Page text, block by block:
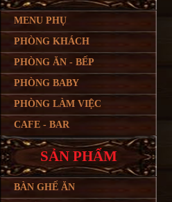
MENU PHỤ
PHÒNG KHÁCH
PHÒNG ĂN - BẾP
PHÒNG BABY
PHÒNG LÀM VIỆC
CAFE - BAR
SẢN PHẨM
BÀN GHẾ ĂN